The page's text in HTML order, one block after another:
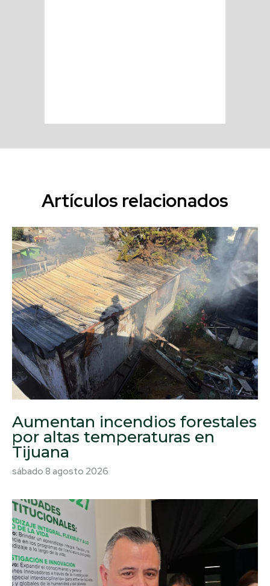
Artículos relacionados
Aumentan incendios forestales
por altas temperaturas en
Tijuana
sábado 8 agosto 2026